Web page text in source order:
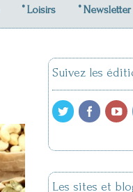
° Loisirs ° Newsletter
Suivez les
Les sites et